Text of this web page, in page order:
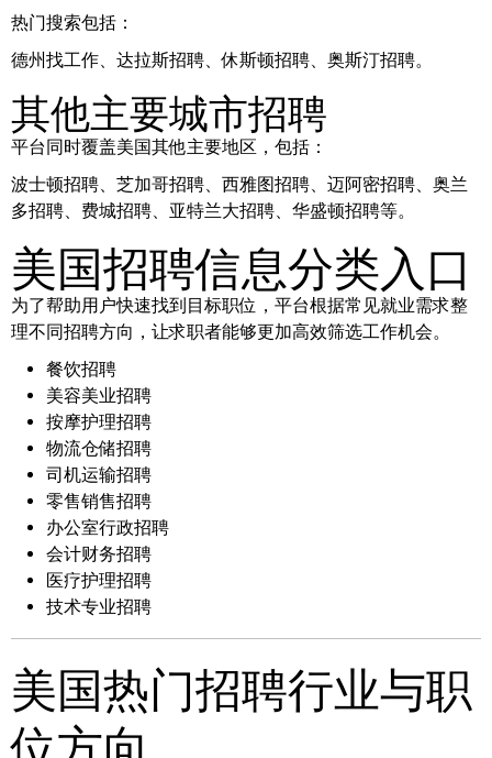
热门搜索包括：
德州找工作、达拉斯招聘、休斯顿招聘、奥斯汀招聘。
其他主要城市招聘
平台同时覆盖美国其他主要地区，包括：
波士顿招聘、芝加哥招聘、西雅图招聘、迈阿密招聘、奥兰
多招聘、费城招聘、亚特兰大招聘、华盛顿招聘等。
美国招聘信息分类入口
为了帮助用户快速找到目标职位，平台根据常见就业需求整
理不同招聘方向，让求职者能够更加高效筛选工作机会。
餐饮招聘
美容美业招聘
按摩护理招聘
物流仓储招聘
司机运输招聘
零售销售招聘
办公室行政招聘
会计财务招聘
医疗护理招聘
技术专业招聘
美国热门招聘行业与职
位方向